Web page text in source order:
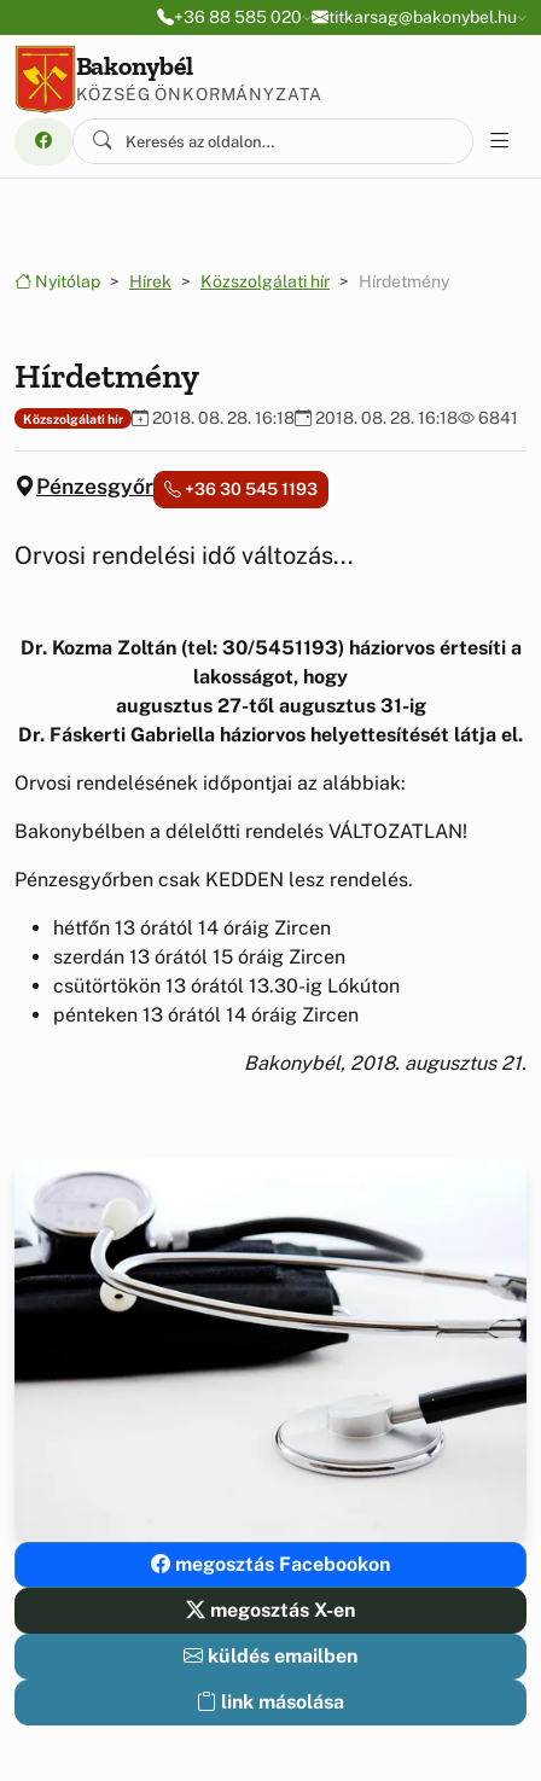
Ugrás a menüre
Ugrás a tartalomra+36 88 585 020 titkarsag@bakonybel.hu
Bakonybél
KÖZSÉG ÖNKORMÁNYZATA
Nyitólap Hírek Közszolgálati hír Hírdetmény
Hírdetmény
Közszolgálati hír 2018. 08. 28. 16:18 2018. 08. 28. 16:18 6841
Pénzesgyőr +36 30 545 1193
Orvosi rendelési idő változás...
Dr. Kozma Zoltán (tel: 30/5451193) háziorvos értesíti a
lakosságot, hogy
augusztus 27-től augusztus 31-ig
Dr. Fáskerti Gabriella háziorvos helyettesítését látja el.
Orvosi rendelésének időpontjai az alábbiak:
Bakonybélben a délelőtti rendelés VÁLTOZATLAN!
Pénzesgyőrben csak KEDDEN lesz rendelés.
hétfőn 13 órától 14 óráig Zircen
szerdán 13 órától 15 óráig Zircen
csütörtökön 13 órától 13.30-ig Lókúton
pénteken 13 órától 14 óráig Zircen
Bakonybél, 2018. augusztus 21.
megosztás Facebookon
megosztás X-en
küldés emailben
link másolása